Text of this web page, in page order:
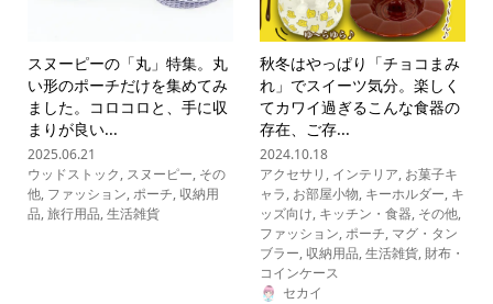
スヌーピーの「丸」特集。丸
い形のポーチだけを集めてみ
ました。コロコロと、手に収
まりが良い...
2025.06.21
ウッドストック, スヌーピー, その
他, ファッション,ポーチ, 収納用
品,旅行用品,生活雑貨
秋冬はやっぱり「チョコまみ
れ」でスイーツ気分。楽しく
てカワイ過ぎるこんな食器の
存在、ご存...
2024.10.18
アクセサリ , インテリア, お菓子キ
ャラ, お部屋小物, キーホルダー, キ
ッズ向け, キッチン・食器, その他,
ファッション,ポーチ, マグ・タン
ブラー, 収納用品,生活雑貨, 財布・
コインケース
セカイ